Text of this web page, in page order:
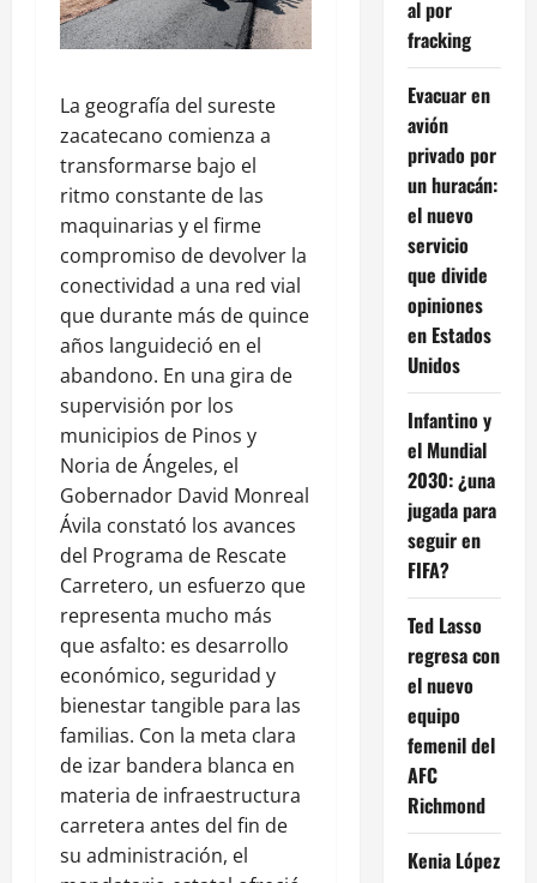
La geografía del sureste
zacatecano comienza a
transformarse bajo el
ritmo constante de las
maquinarias y el firme
compromiso de devolver la
conectividad a una red vial
que durante más de quince
años languideció en el
abandono. En una gira de
supervisión por los
municipios de Pinos y
Noria de Ángeles, el
Gobernador David Monreal
Ávila constató los avances
del Programa de Rescate
Carretero, un esfuerzo que
representa mucho más
que asfalto: es desarrollo
económico, seguridad y
bienestar tangible para las
familias. Con la meta clara
de izar bandera blanca en
materia de infraestructura
carretera antes del fin de
su administración, el
al por
fracking
Evacuar en
avión
privado por
un huracán:
el nuevo
servicio
que divide
opiniones
en Estados
Unidos
Infantino y
el Mundial
2030: ¿una
jugada para
seguir en
FIFA?
Ted Lasso
regresa con
el nuevo
equipo
femenil del
AFC
Richmond
Kenia López